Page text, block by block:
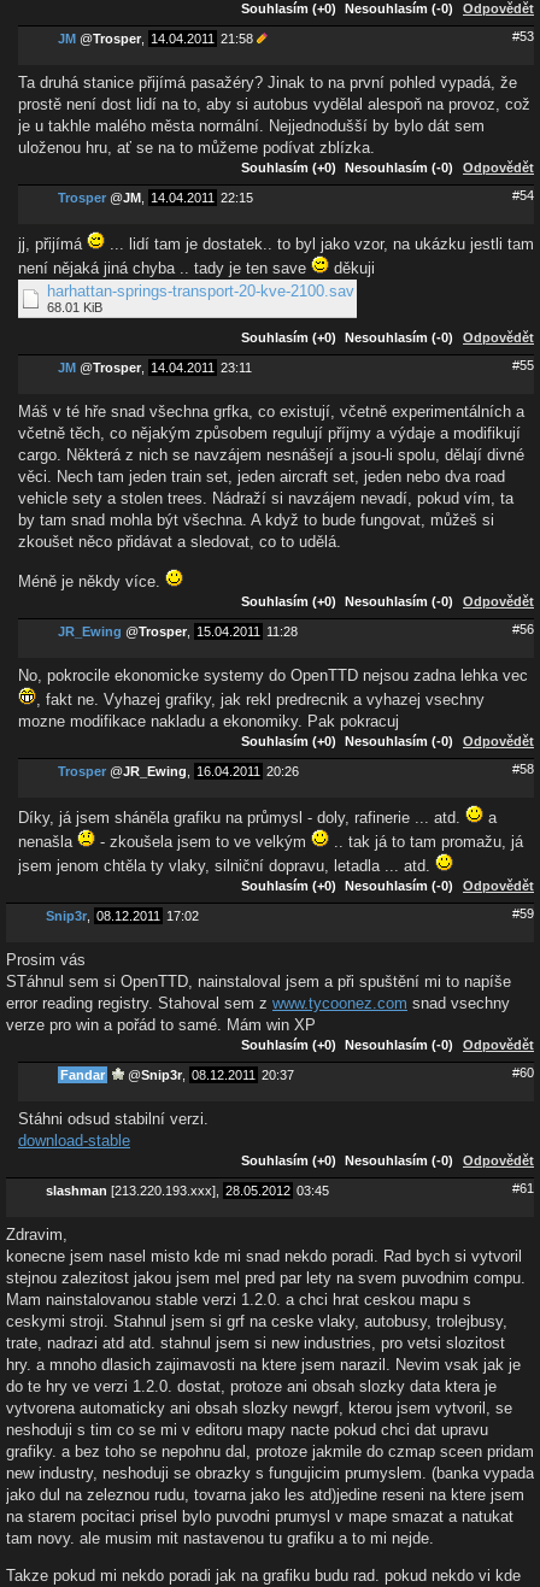
Souhlasím (+0) Nesouhlasím (-0) Odpovědět
JM @Trosper 14.04.2011 21:58 #53
Ta druhá stanice přijímá pasažéry? Jinak to na první pohled vypadá, že
prostě není dost lidí na to, aby si autobus vydělal alespoň na provoz, což
je u takhle malého města normální. Nejjednodušší by bylo dát sem
uloženou hru, ať se na to můžeme podívat zblízka.
Souhlasím (+0) Nesouhlasím (-0) Odpovědět
Trosper @JM 14.04.2011 22:15 #54
jj, přijímá
... lidí tam je dostatek.. to byl jako vzor, na ukázku jestli tam
není nějaká jiná chyba .. tady je ten save
děkuji
harhattan-springs-transport-20-kve-2100.sav
68.01 KiB
Souhlasím (+0) Nesouhlasím (-0) Odpovědět
JM @Trosper 14.04.2011 23:11 #55
Máš v té hře snad všechna grfka, co existují, včetně experimentálních a
včetně těch, co nějakým způsobem regulují příjmy a výdaje a modifikují
cargo. Některá z nich se navzájem nesnášejí a jsou-li spolu, dělají divné
věci. Nech tam jeden train set, jeden aircraft set, jeden nebo dva road
vehicle sety a stolen trees. Nádraží si navzájem nevadí, pokud vím, ta
by tam snad mohla být všechna. A když to bude fungovat, můžeš si
zkoušet něco přidávat a sledovat, co to udělá.
Méně je někdy více.
Souhlasím (+0) Nesouhlasím (-0) Odpovědět
JR_Ewing @Trosper 15.04.2011 11:28 #56
No, pokrocile ekonomicke systemy do OpenTTD nejsou zadna lehka vec
, fakt ne. Vyhazej grafiky, jak rekl predrecnik a vyhazej vsechny
mozne modifikace nakladu a ekonomiky. Pak pokracuj
Souhlasím (+0) Nesouhlasím (-0) Odpovědět
Trosper @JR_Ewing 16.04.2011 20:26 #58
Díky, já jsem sháněla grafiku na průmysl - doly, rafinerie ... atd.
a
nenašla
- zkoušela jsem to ve velkým
.. tak já to tam promažu, já
jsem jenom chtěla ty vlaky, silniční dopravu, letadla ... atd.
Souhlasím (+0) Nesouhlasím (-0) Odpovědět
Snip3r 08.12.2011 17:02 #59
Prosim vás
STáhnul sem si OpenTTD, nainstaloval jsem a při spuštění mi to napíše
error reading registry. Stahoval sem z www.tycoonez.com snad vsechny
verze pro win a pořád to samé. Mám win XP
Souhlasím (+0) Nesouhlasím (-0) Odpovědět
Fandar @Snip3r 08.12.2011 20:37 #60
Stáhni odsud stabilní verzi.
download-stable
Souhlasím (+0) Nesouhlasím (-0) Odpovědět
slashman [213.220.193.xxx], 28.05.2012 03:45 #61
Zdravim,
konecne jsem nasel misto kde mi snad nekdo poradi. Rad bych si vytvoril
stejnou zalezitost jakou jsem mel pred par lety na svem puvodnim compu.
Mam nainstalovanou stable verzi 1.2.0. a chci hrat ceskou mapu s
ceskymi stroji. Stahnul jsem si grf na ceske vlaky, autobusy, trolejbusy,
trate, nadrazi atd atd. stahnul jsem si new industries, pro vetsi slozitost
hry. a mnoho dlasich zajimavosti na ktere jsem narazil. Nevim vsak jak je
do te hry ve verzi 1.2.0. dostat, protoze ani obsah slozky data ktera je
vytvorena automaticky ani obsah slozky newgrf, kterou jsem vytvoril, se
neshoduji s tim co se mi v editoru mapy nacte pokud chci dat upravu
grafiky. a bez toho se nepohnu dal, protoze jakmile do czmap sceen pridam
new industry, neshoduji se obrazky s fungujicim prumyslem. (banka vypada
jako dul na zeleznou rudu, tovarna jako les atd)jedine reseni na ktere jsem
na starem pocitaci prisel bylo puvodni prumysl v mape smazat a natukat
tam novy. ale musim mit nastavenou tu grafiku a to mi nejde.
Takze pokud mi nekdo poradi jak na grafiku budu rad. pokud nekdo vi kde